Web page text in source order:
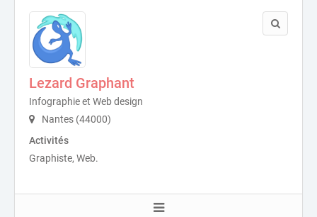
Lezard Graphant
Infographie et Web design
Nantes (44000)
Activités
Graphiste, Web.